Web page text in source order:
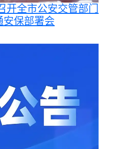
开全市公安交管部门
安保部署会